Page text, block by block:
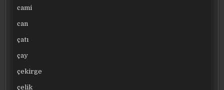
cami
can
çatı
çay
çekirge
çelik